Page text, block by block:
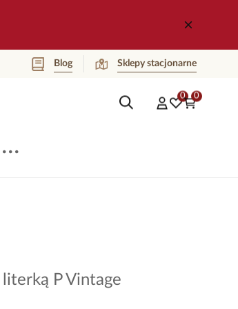
Blog Sklepy stacjonarne
0 0
...
P Vintage